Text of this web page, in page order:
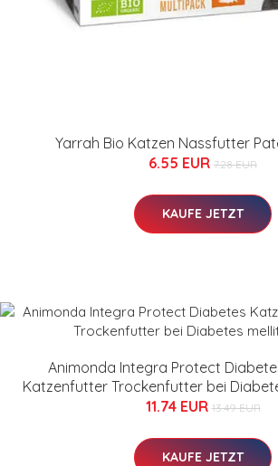
Yarrah Bio Katzen Nassfutter
6.55 EUR 7.28 EUR
KAUFE JETZT
Animonda Integra Protect
Katzenfutter Trockenfutter bei
11.74 EUR 13.49 EUR
KAUFE JETZT